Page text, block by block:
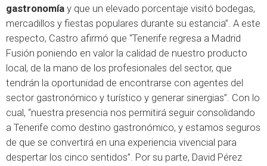
gastronomía y que un elevado porcentaje visitó bodegas,
mercadillos y fiestas populares durante su estancia”. A este
respecto, Castro afirmó que “Tenerife regresa a Madrid
Fusión poniendo en valor la calidad de nuestro producto
local, de la mano de los profesionales del sector, que
tendrán la oportunidad de encontrarse con agentes del
sector gastronómico y turístico y generar sinergias”. Con lo
cual, “nuestra presencia nos permitirá seguir consolidando
a Tenerife como destino gastronómico, y estamos seguros
de que se convertirá en una experiencia vivencial para
despertar los cinco sentidos”. Por su parte, David Pérez